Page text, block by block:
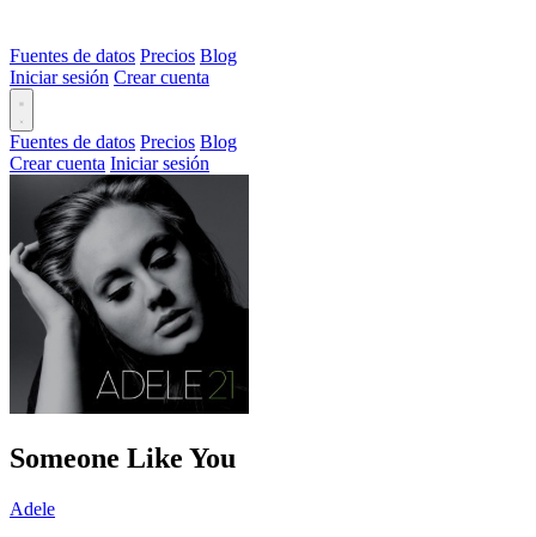
Fuentes de datos Precios Blog
Iniciar sesión Crear cuenta
Fuentes de datos Precios Blog
Crear cuenta Iniciar sesión
Someone Like You
Adele